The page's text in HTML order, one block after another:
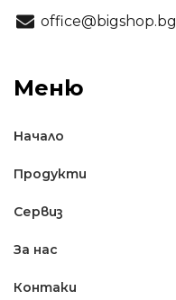
office@bigshop.bg
Меню
Начало
Продукти
Сервиз
За нас
Контаки